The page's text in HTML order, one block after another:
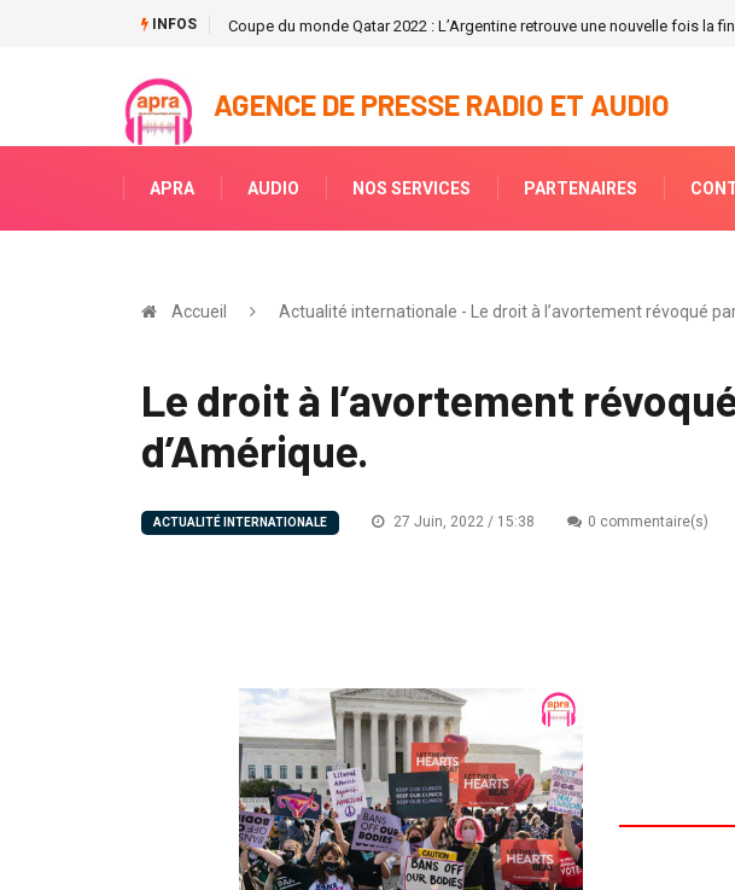
INFOS Coupe du monde Qatar 2022 : L’Argentine retrouve une nouvelle fois la
AGENCE DE PRESSE RADIO ET AUDIO
APRA AUDIO NOS SERVICES PARTENAIRES
Accueil Actualité internationale - Le droit à l’avortement révoqué
Le droit à l’avortement
d’Amérique.
ACTUALITÉ INTERNATIONALE 27 Juin, 2022 / 15:38 0 commentaire(s)